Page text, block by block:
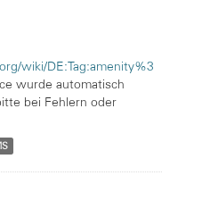
wiki/DE:Tag:amenity%3
wurde automatisch
bei Fehlern oder